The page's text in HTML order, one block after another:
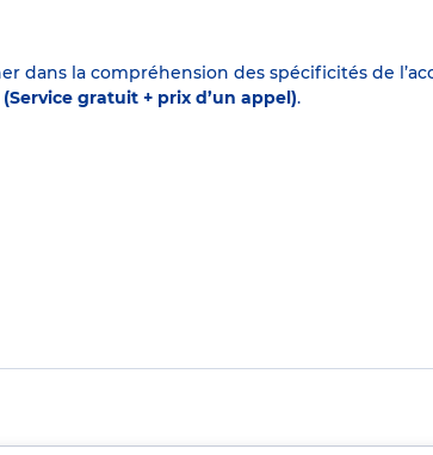
dans la compréhension des spécificités de
gratuit + prix d’un appel).